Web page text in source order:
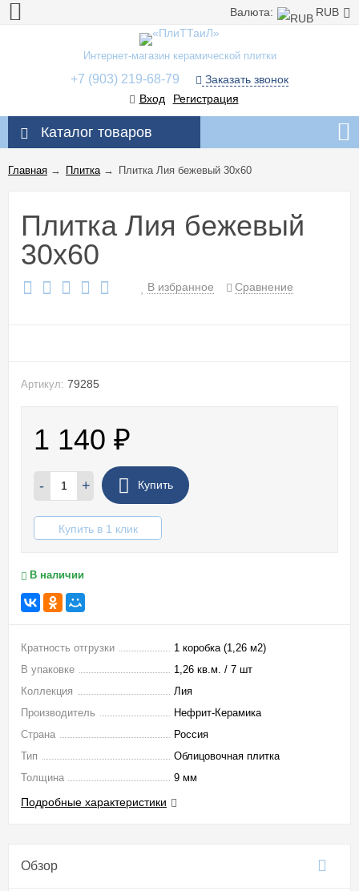
Валюта: RUB
Интернет-магазин керамической плитки
+7 (903) 219-68-79
Заказать звонок
Вход
Регистрация
Каталог товаров
Главная → Плитка→ Плитка Лия бежевый 30x60
Плитка Лия бежевый
30x60
В избранное Сравнение
Артикул: 79285
1 140 ₽
- + Купить
Купить в 1 клик
В наличии
Кратность отгрузки
1 коробка (1,26 м2)
В упаковке
1,26 кв.м. / 7 шт
Коллекция
Лия
Производитель
Нефрит-Керамика
Страна
Россия
Тип
Облицовочная плитка
Толщина
9 мм
Подробные характеристики
Обзор